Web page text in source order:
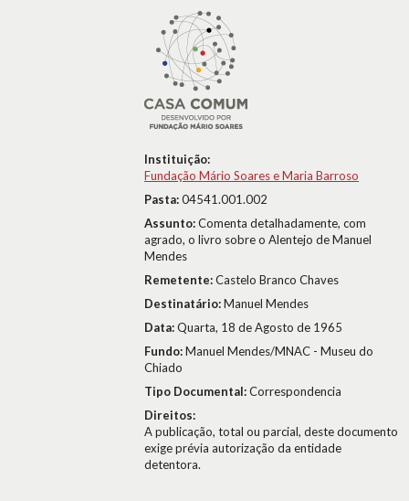
Instituição:
Fundação Mário Soares e Maria Barroso
Pasta:04541.001.002
Assunto:Comenta detalhadamente, com
agrado, o livro sobre o Alentejo de Manuel
Mendes
Remetente:Castelo Branco Chaves
Destinatário:Manuel Mendes
Data:Quarta, 18 de Agosto de 1965
Fundo:Manuel Mendes/MNAC - Museu do
Chiado
Tipo Documental:Correspondencia
Direitos:
A publicação, total ou parcial, deste documento
exige prévia autorização da entidade
detentora.